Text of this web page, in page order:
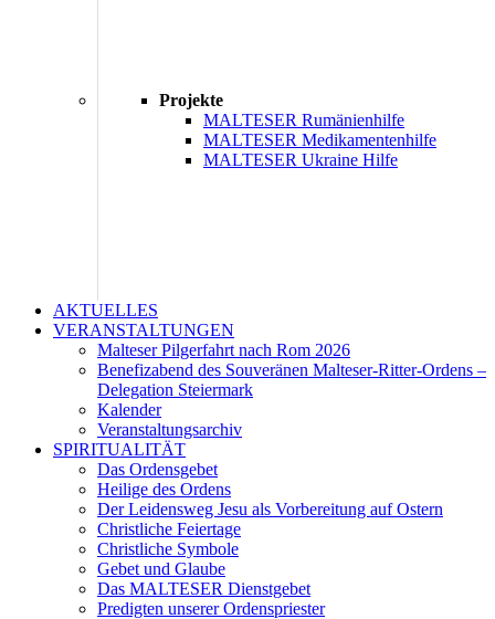
Projekte
MALTESER Rumänienhilfe
MALTESER Medikamentenhilfe
MALTESER Ukraine Hilfe
AKTUELLES
VERANSTALTUNGEN
Malteser Pilgerfahrt nach Rom 2026
Benefizabend des Souveränen Malteser-Ritter-Ordens –
Delegation Steiermark
Kalender
Veranstaltungsarchiv
SPIRITUALITÄT
Das Ordensgebet
Heilige des Ordens
Der Leidensweg Jesu als Vorbereitung auf Ostern
Christliche Feiertage
Christliche Symbole
Gebet und Glaube
Das MALTESER Dienstgebet
Predigten unserer Ordenspriester